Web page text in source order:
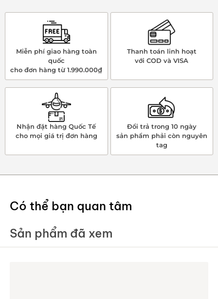
Miễn phí giao hàng toàn
quốc
cho đơn hàng từ 1.990.000₫
Thanh toán linh hoạt
với COD và VISA
Nhận đặt hàng Quốc Tế
cho mọi giá trị đơn hàng
Đổi trả trong 10 ngày
sản phẩm phải còn nguyên
tag
Có thể bạn quan tâm
Sản phẩm đã xem